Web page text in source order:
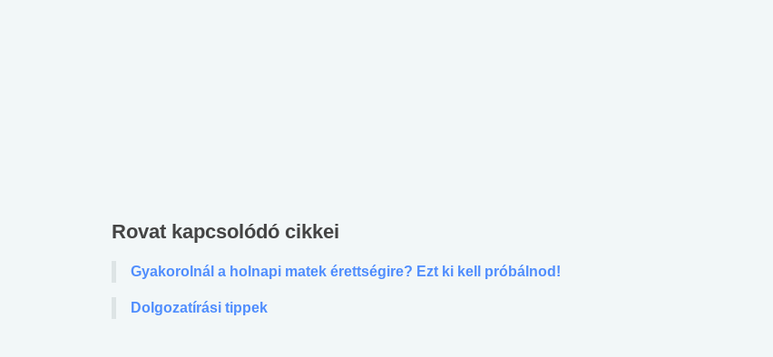
Rovat kapcsolódó cikkei
Gyakorolnál a holnapi matek érettségire? Ezt ki kell próbálnod!
Dolgozatírási tippek